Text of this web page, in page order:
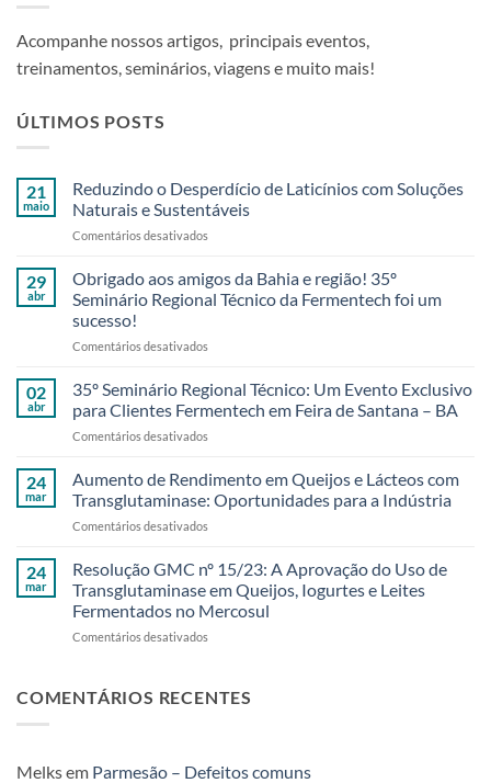
Acompanhe nossos artigos, principais eventos,
treinamentos, seminários, viagens e muito mais!
ÚLTIMOS POSTS
21
maio
Reduzindo o Desperdício de Laticínios com Soluções
Naturais e Sustentáveis
Comentários desativados
Desperdício
de
com
Naturais
e
Sustentáveis
29
abr
Obrigado aos amigos da Bahia e região! 35º
Seminário Regional Técnico da Fermentech foi um
sucesso!
Comentários desativados
aos
amigos
da
Bahia
região!
35º
Seminário
Regional
da
Fermentech
foi
sucesso!
02
abr
35º Seminário Regional Técnico: Um Evento Exclusivo
para Clientes Fermentech em Feira de Santana – BA
Comentários desativados
Seminário
Técnico:
Um
Exclusivo
Clientes
Fermentech
em
Santana
24
mar
Aumento de Rendimento em Queijos e Lácteos com
Transglutaminase: Oportunidades para a Indústria
Comentários desativados
de
Rendimento
em
Queijos
e
Transglutaminase:
Indústria
24
mar
Resolução GMC nº 15/23: A Aprovação do Uso de
Transglutaminase em Queijos, Iogurtes e Leites
Fermentados no Mercosul
Comentários desativados
nº
do
COMENTÁRIOS RECENTES
Melksem Parmesão – Defeitos comuns